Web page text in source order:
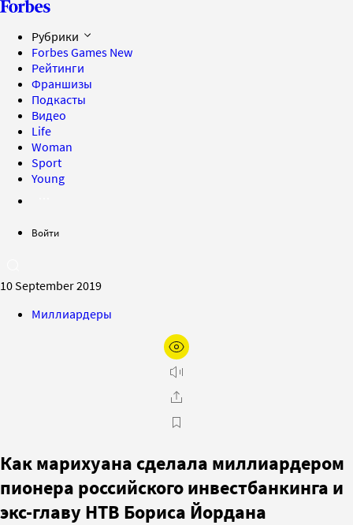
Рубрики
Forbes Games New
Рейтинги
Франшизы
Подкасты
Видео
Life
Woman
Sport
Young
Войти
10 September 2019
Миллиардеры
Как марихуана сделала миллиардером
пионера российского инвестбанкинга и
экс-главу НТВ Бориса Йордана